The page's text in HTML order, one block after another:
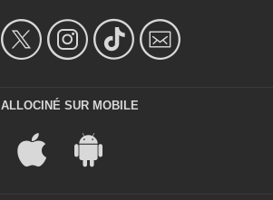
ALLOCINÉ SUR MOBILE